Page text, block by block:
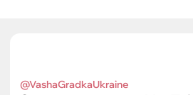
@VashaGradkaUkraine